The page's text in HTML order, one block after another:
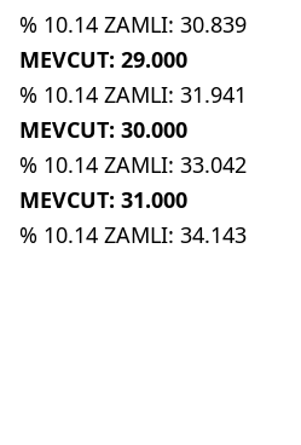
% 10.14 ZAMLI: 30.839
MEVCUT: 29.000
% 10.14 ZAMLI: 31.941
MEVCUT: 30.000
% 10.14 ZAMLI: 33.042
MEVCUT: 31.000
% 10.14 ZAMLI: 34.143